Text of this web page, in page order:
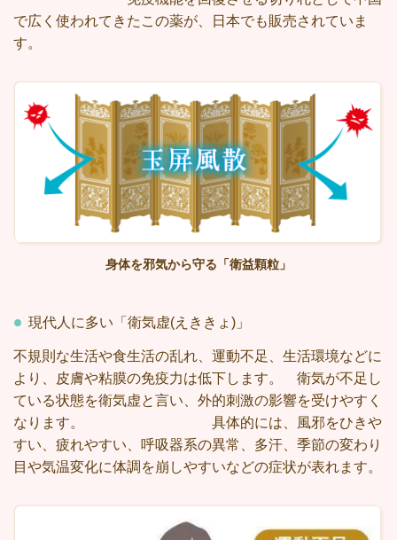
で広く使われてきたこの薬が、日本でも販売されていま
す。
身体を邪気から守る「衛益顆粒」
現代人に多い「衛気虚(えききょ)」
不規則な生活や食生活の乱れ、運動不足、生活環境などに
より、皮膚や粘膜の免疫力は低下します。 衛気が不足し
ている状態を衛気虚と言い、外的刺激の影響を受けやすく
なります。 具体的には、風邪をひきや
すい、疲れやすい、呼吸器系の異常、多汗、季節の変わり
目や気温変化に体調を崩しやすいなどの症状が表れます。